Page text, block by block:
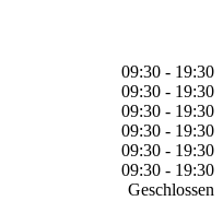
09:30 - 19:30
09:30 - 19:30
09:30 - 19:30
09:30 - 19:30
09:30 - 19:30
09:30 - 19:30
Geschlossen